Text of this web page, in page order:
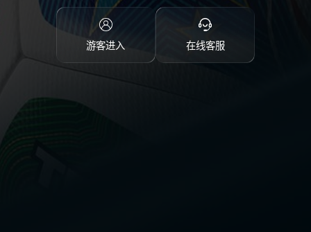
游客进入 在线客服